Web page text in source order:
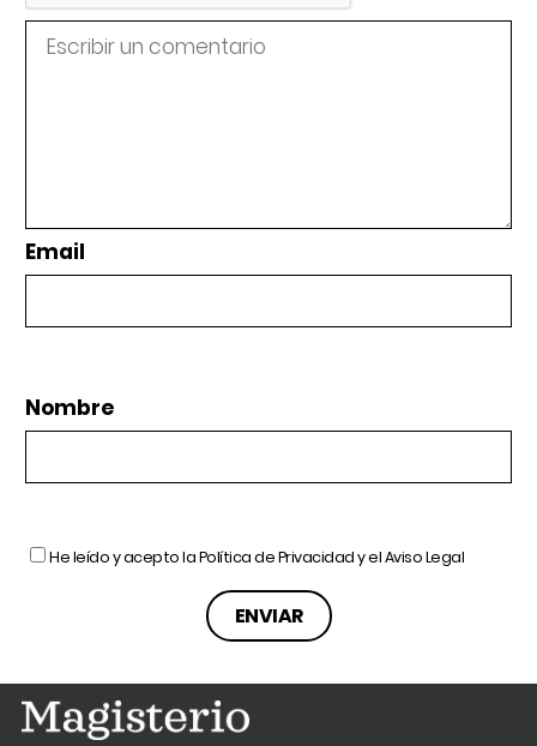
Email
Nombre
He leído y acepto laPolítica de Privacidady elAviso Legal